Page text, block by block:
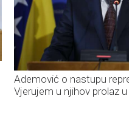
Ademović o nastupu
Vjerujem u njihov prolaz